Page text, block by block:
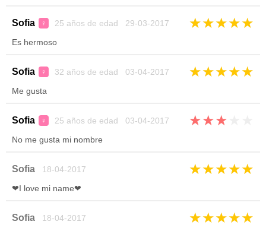
Sofia ♀ 25 años de edad 29-03-2017 ★★★★★
Es hermoso
Sofia ♀ 32 años de edad 03-04-2017 ★★★★★
Me gusta
Sofia ♀ 25 años de edad 03-04-2017 ★★★
No me gusta mi nombre
Sofia 18-04-2017 ★★★★★
❤I love mi name❤
Sofia 18-04-2017 ★★★★★